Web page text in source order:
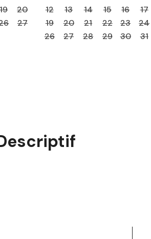
19
20
27
12
13 14 15 16 17
19
20 21 22 23 24
26
27 28 29 30 31